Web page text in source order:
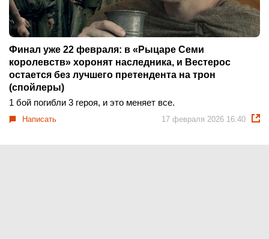
Финал уже 22 февраля: в «Рыцаре Семи
королевств» хоронят наследника, и Вестерос
остается без лучшего претендента на трон
(спойлеры)
1 бой погибли 3 героя, и это меняет все.
Написать 17 февраля 2026 16:40